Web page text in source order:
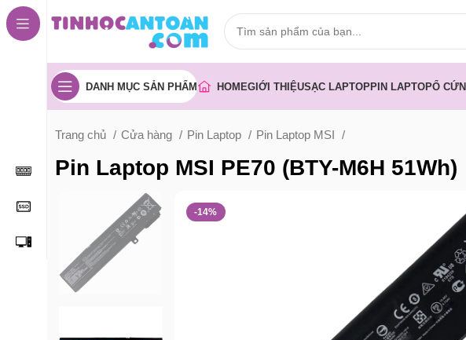
DANH MỤC SẢN PHẨM HOMEGIỚI THIỆUSẠC LAPTOPPIN LAPTOPỔ
Trang chủ Cửa hàng Pin Laptop Pin Laptop MSI
Pin Laptop MSI PE70 (BTY-M6H 51Wh)
-14%